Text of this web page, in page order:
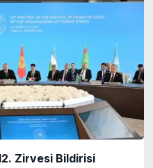
Zirvesi Bildirisi